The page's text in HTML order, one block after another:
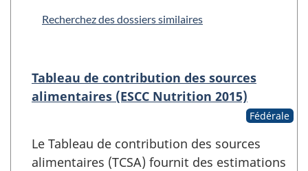
Recherchez des dossiers similaires
Tableau de contribution des sources
alimentaires (ESCC Nutrition 2015)
Fédérale
Le Tableau de contribution des sources
alimentaires (TCSA) fournit des estimations